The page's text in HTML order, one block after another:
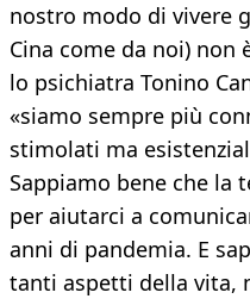
nostro modo di vivere
Cina come da noi) non
lo psichiatra Tonino
«siamo sempre più
stimolati ma
Sappiamo bene che la
per aiutarci a
anni di pandemia. E
tanti aspetti della vita,